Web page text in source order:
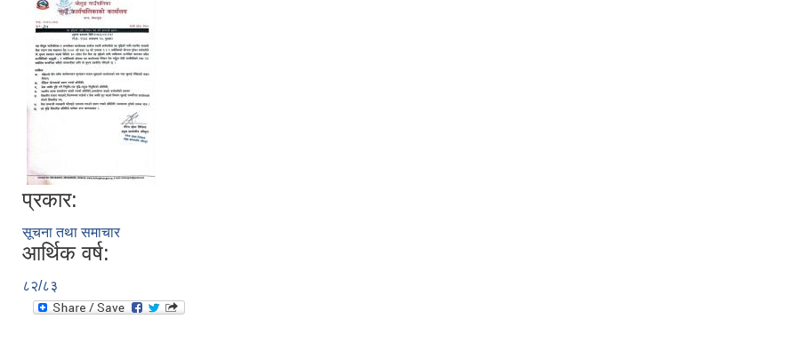
प्रकार:
सूचना तथा समाचार
आर्थिक वर्ष:
८२/८३